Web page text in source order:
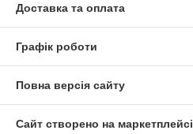
Доставка та оплата
Графік роботи
Повна версія сайту
Сайт створено на маркетплейсі